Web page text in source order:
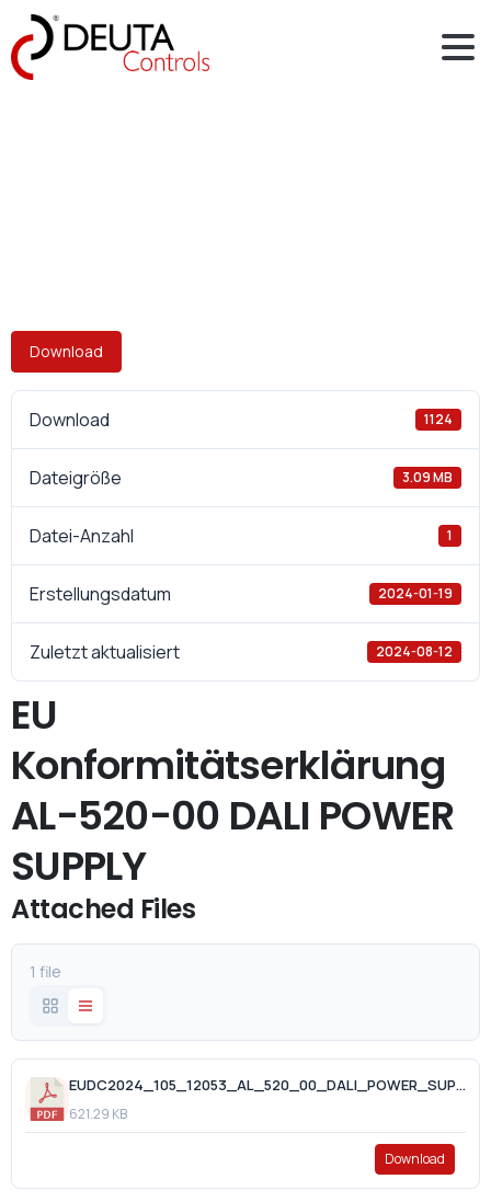
Download
Download 1124
Dateigröße 3.09 MB
Datei-Anzahl 1
Erstellungsdatum 2024-01-19
Zuletzt aktualisiert 2024-08-12
EU
Konformitätserklärung
AL-520-00 DALI POWER
SUPPLY
Attached Files
1 file
EUDC2024_105_12053_AL_520_00_DALI_POWER_SUPPLY_2024_01_17.pdf
621.29 KB
Download